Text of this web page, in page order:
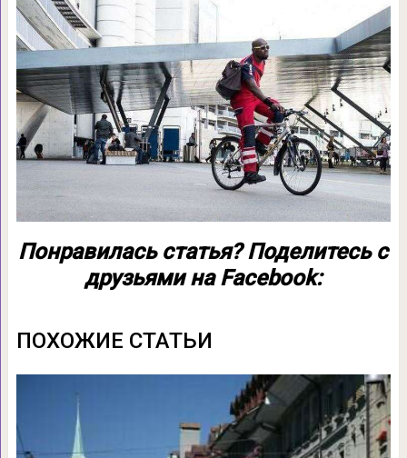
Понравилась статья? Поделитесь с
друзьями на Facebook:
ПОХОЖИЕ СТАТЬИ